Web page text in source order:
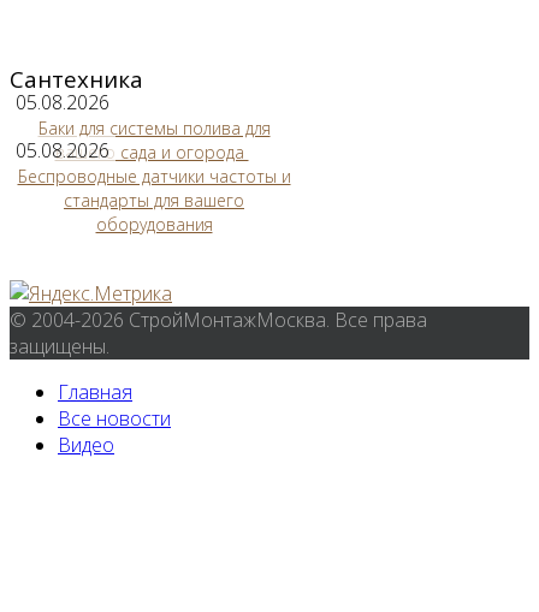
Сантехника
05.08.2026
Баки для системы полива для
вашего сада и огорода
05.08.2026
Беспроводные датчики частоты и
стандарты для вашего
оборудования
© 2004-2026 СтройМонтажМосква. Все права
защищены.
Главная
Все новости
Видео